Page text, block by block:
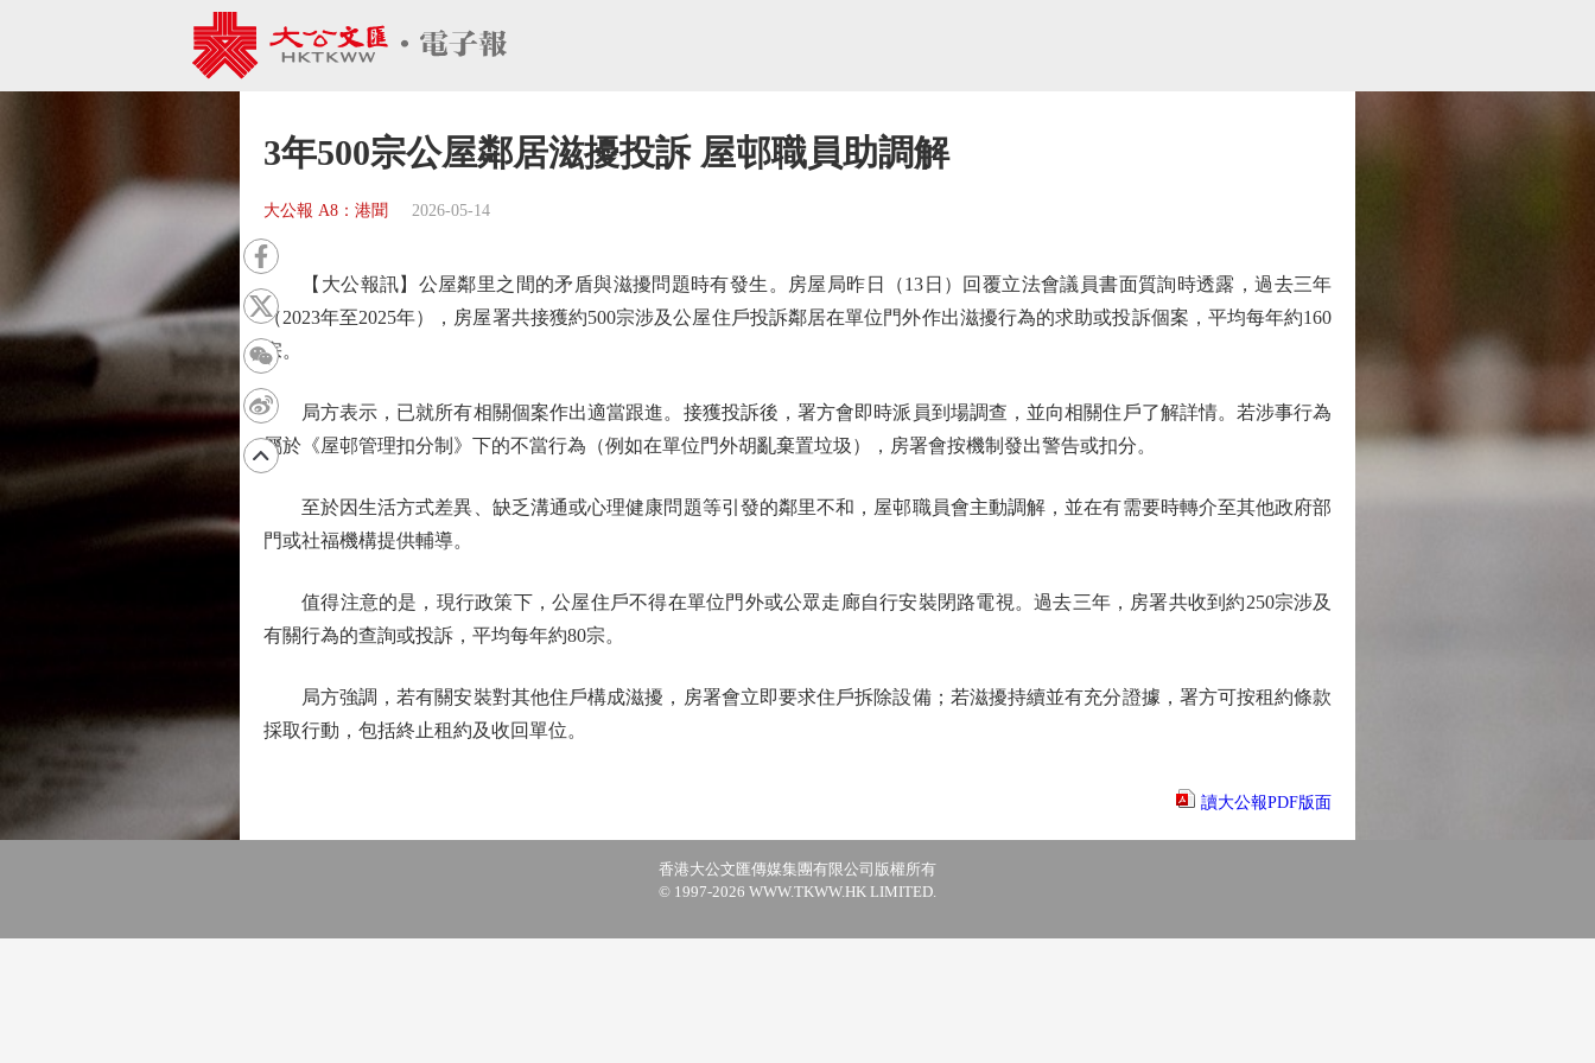
3年500宗公屋鄰居滋擾投訴 屋邨職員助調解
大公報 A8：港聞 2026-05-14
【大公報訊】公屋鄰里之間的矛盾與滋擾問題時有發生。房屋局昨日（13日）回覆立法會議員書面質詢時透露，過去三年
（2023年至2025年），房屋署共接獲約500宗涉及公屋住戶投訴鄰居在單位門外作出滋擾行為的求助或投訴個案，平均每年約160
宗。
局方表示，已就所有相關個案作出適當跟進。接獲投訴後，署方會即時派員到場調查，並向相關住戶了解詳情。若涉事行為
屬於《屋邨管理扣分制》下的不當行為（例如在單位門外胡亂棄置垃圾），房署會按機制發出警告或扣分。
至於因生活方式差異、缺乏溝通或心理健康問題等引發的鄰里不和，屋邨職員會主動調解，並在有需要時轉介至其他政府部
門或社福機構提供輔導。
值得注意的是，現行政策下，公屋住戶不得在單位門外或公眾走廊自行安裝閉路電視。過去三年，房署共收到約250宗涉及
有關行為的查詢或投訴，平均每年約80宗。
局方強調，若有關安裝對其他住戶構成滋擾，房署會立即要求住戶拆除設備；若滋擾持續並有充分證據，署方可按租約條款
採取行動，包括終止租約及收回單位。
讀大公報PDF版面
香港大公文匯傳媒集團有限公司版權所有
© 1997-2026 WWW.TKWW.HK LIMITED.